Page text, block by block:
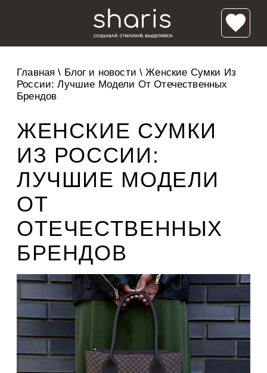
Главная \ Блог и новости \Женские Сумки Из
России: Лучшие Модели От Отечественных
Брендов
ЖЕНСКИЕ СУМКИ
ИЗ РОССИИ:
ЛУЧШИЕ МОДЕЛИ
ОТ
ОТЕЧЕСТВЕННЫХ
БРЕНДОВ